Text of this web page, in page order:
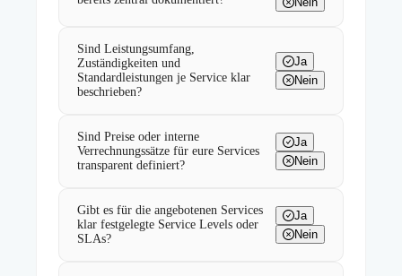
Sind Leistungsumfang,
Zuständigkeiten und
Standardleistungen je Service klar
beschrieben?
Ja
Nein
Sind Preise oder interne
Verrechnungssätze für eure Services
transparent definiert?
Ja
Nein
Gibt es für die angebotenen Services
klar festgelegte Service Levels oder
SLAs?
Ja
Nein